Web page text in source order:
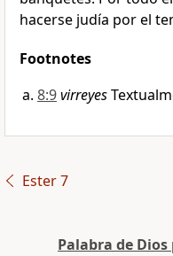
hacerse judía por el
Footnotes
8:9virreyes
Ester 7
Palabra de Dios